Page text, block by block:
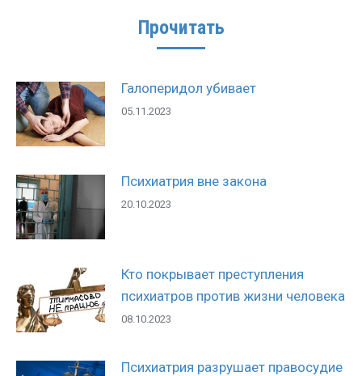
Прочитать
Галоперидол убивает
05.11.2023
Психиатрия вне закона
20.10.2023
Кто покрывает преступления
психиатров против жизни человека
08.10.2023
Психиатрия разрушает правосудие